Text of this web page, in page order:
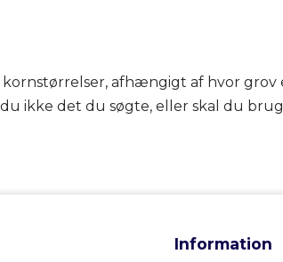
afhængigt af hvor
ikke det du søgte, eller skal du
Information